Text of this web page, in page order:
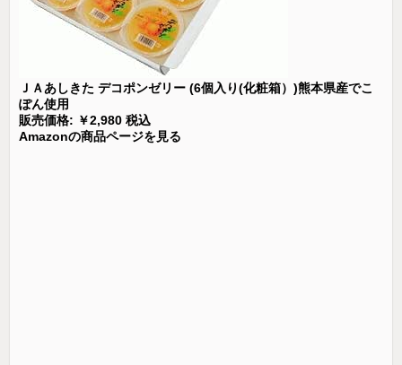
ＪＡあしきた デコポンゼリー (6個入り(化粧箱）)熊本県産でこ
ぽん使用
販売価格: ￥2,980 税込
Amazonの商品ページを見る